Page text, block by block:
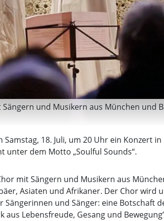
Sängern und Musikern aus München
Samstag, 18. Juli, um 20 Uhr ein
unter dem Motto „Soulful Sounds“.
mit Sängern und Musikern aus
Asiaten und Afrikaner. Der Chor wird
Sängerinnen und Sänger: eine Botschaft
aus Lebensfreude, Gesang und